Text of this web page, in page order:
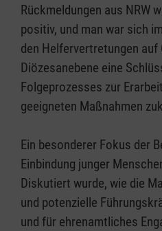
Rückmeldungen aus NRW
positiv, und man war sich
den Helfervertretungen auf
Diözesanebene eine
Folgeprozesses zur
geeigneten Maßnahmen
Ein besonderer Fokus der
Einbindung junger
Diskutiert wurde, wie die
und potenzielle
und für ehrenamtliches